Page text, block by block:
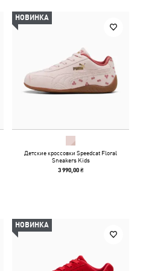
НОВИНКА
Детские кроссовки Speedcat Floral
Sneakers Kids
3 990,00 ₴
НОВИНКА